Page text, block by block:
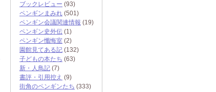
ブックレビュー (93)
ペンギンまみれ (501)
ペンギン会議関連情報 (19)
ペンギン史外伝 (1)
ペンギン懺悔室 (2)
園館見てある記 (132)
子どもの本たち (63)
新・人鳥記 (7)
書評・引用控え (9)
街角のペンギンたち (333)